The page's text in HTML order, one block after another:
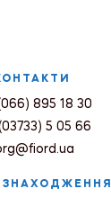
895 18 30
5 05 66
ЗНАХОДЖЕННЯ